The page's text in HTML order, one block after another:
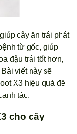
cây ăn trái phát
từ gốc, giúp
đậu trái tốt hơn,
viết này sẽ
X3 hiệu quả để
tác.
cho cây